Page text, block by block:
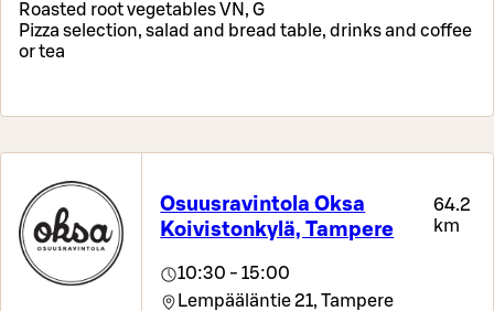
Roasted root vegetables VN, G
Pizza selection, salad and bread table, drinks and coffee
or tea
Osuusravintola Oksa
Koivistonkylä, Tampere
64.2
km
10:30 - 15:00
Lempääläntie 21, Tampere